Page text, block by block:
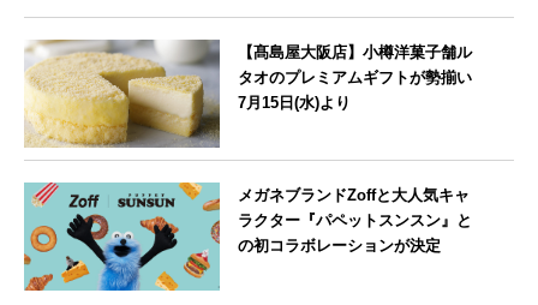
【髙島屋大阪店】小樽洋菓子舗ル
タオのプレミアムギフトが勢揃い
7月15日(水)より
メガネブランドZoffと大人気キャ
ラクター『パペットスンスン』と
の初コラボレーションが決定